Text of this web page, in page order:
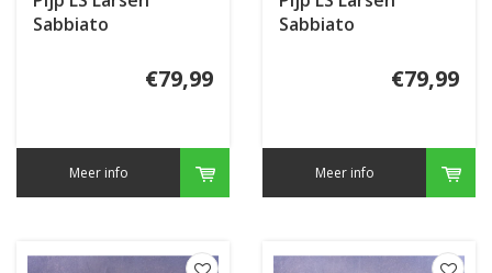
Sabbiato
€79,99
Meer info
Sabbiato
€79,99
Meer info